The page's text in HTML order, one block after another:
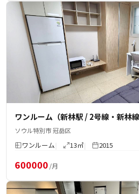
ワンルーム（新林駅 / 2号線・新林線
ソウル特別市 冠岳区
ワンルーム 13㎡ 2015
600000 /月